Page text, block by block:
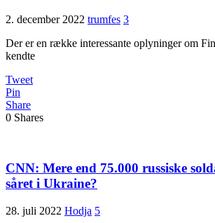
2. december 2022 trumfes 3
Der er en række interessante oplyninger om
kendte
Tweet
Pin
Share
0 Shares
CNN: Mere end 75.000 russiske
såret i Ukraine?
28. juli 2022 Hodja 5